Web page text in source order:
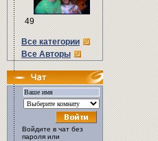
49
Все категории
Все Авторы
Войдите в чат без
пароля или